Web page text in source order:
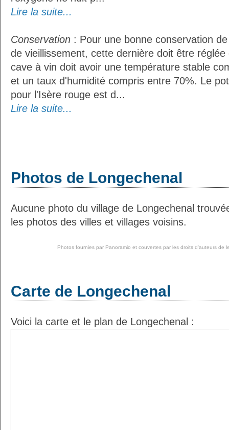
Lire la suite...
Conservation : Pour une bonne conservation
de vieillissement, cette dernière doit être réglée
cave à vin doit avoir une température stable
et un taux d'humidité compris entre 70%. Le
pour l'Isère rouge est d...
Lire la suite...
Photos de Longechenal
Aucune photo du village de Longechenal
les photos des villes et villages voisins.
Photos fournies par Panoramio et couvertes par les droits d'auteurs de
Carte de Longechenal
Voici la carte et le plan de Longechenal :